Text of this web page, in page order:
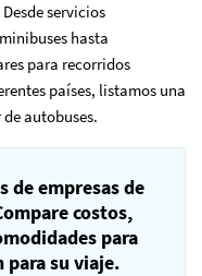
servicios
hasta
para recorridos
países, listamos una
autobuses.
de empresas de
costos,
para
para su viaje.